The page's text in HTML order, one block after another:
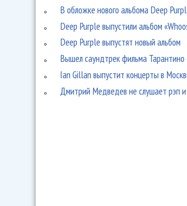
В обложке нового альбома Deep
Deep Purple выпустили альбом
Deep Purple выпустят новый альбом
Вышел саундтрек фильма
Ian Gillan выпустит концерты в
Дмитрий Медведев не слушает рэп